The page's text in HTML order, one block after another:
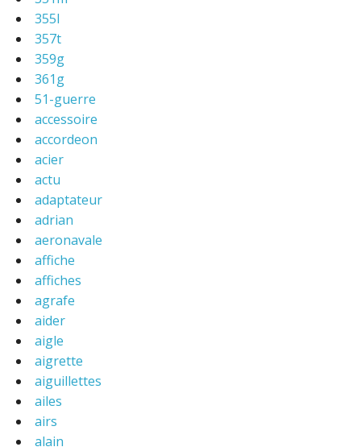
355l
357t
359g
361g
51-guerre
accessoire
accordeon
acier
actu
adaptateur
adrian
aeronavale
affiche
affiches
agrafe
aider
aigle
aigrette
aiguillettes
ailes
airs
alain